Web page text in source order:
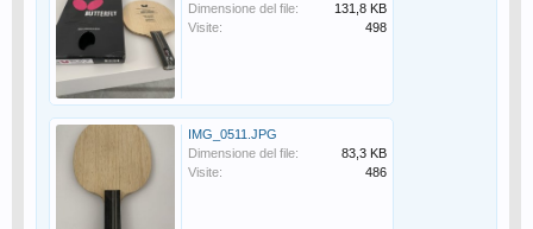
Dimensione del file:
131,8 KB
Visite:
498
IMG_0511.JPG
Dimensione del file:
83,3 KB
Visite:
486